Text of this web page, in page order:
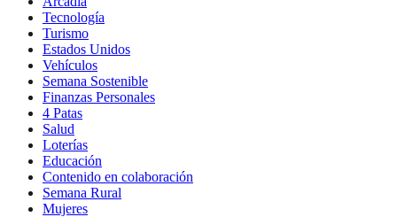
Tecnología
Turismo
Estados Unidos
Vehículos
Semana Sostenible
Finanzas Personales
4 Patas
Salud
Loterías
Educación
Contenido en colaboración
Semana Rural
Mujeres